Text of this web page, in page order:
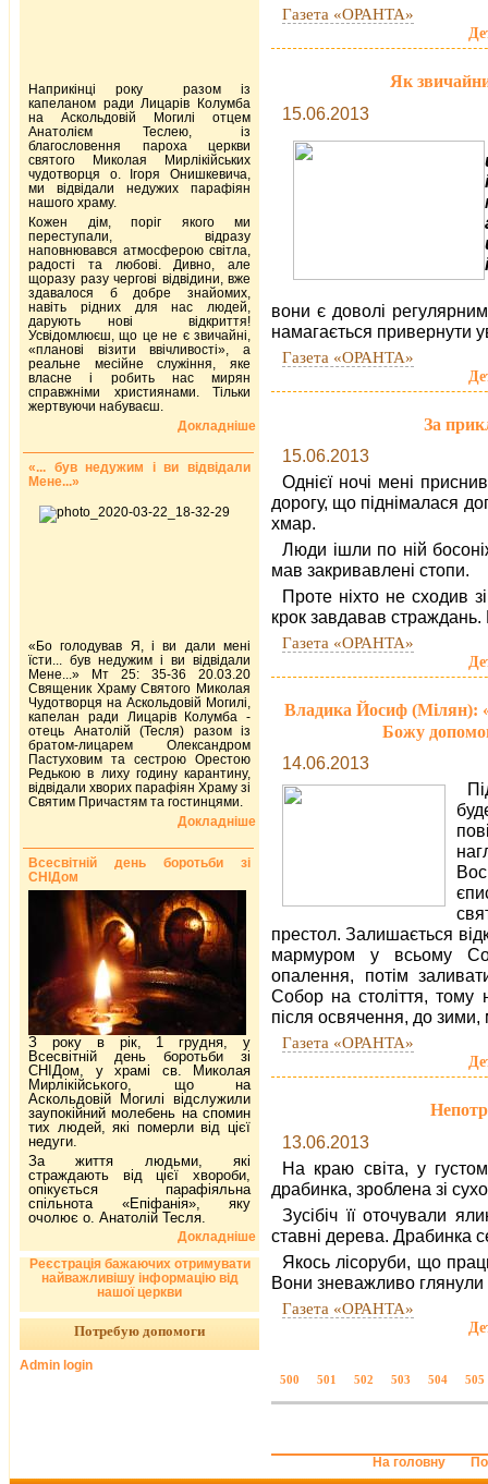
Газета «ОРАНТА»
Як
15.06.2013
вони є доволі
намагається привернути
Газета «ОРАНТА»
За
15.06.2013
Однієї ночі мені
дорогу, що піднімалася
хмар.
Люди ішли по ній
мав закривавлені стопи.
Проте ніхто не сходив
крок завдавав
Газета «ОРАНТА»
Владика Йосиф (Мілян):
Божу
14.06.2013
престол. Залишається
мармуром у всьому
опалення, потім
Собор на століття, тому
після освячення, до
Газета «ОРАНТА»
13.06.2013
На краю світа, у
драбинка, зроблена зі
Зусібіч її оточували
ставні дерева. Драбинка
Якось лісоруби, що
Вони зневажливо глянули
Газета «ОРАНТА»
500 501 502 503 504 505
Наприкінці року разом із
капеланом ради Лицарів Колумба
на Аскольдовій Могилі отцем
Анатолієм Теслею, із
благословення пароха церкви
святого Миколая Мирлікійських
чудотворця о. Ігоря Онишкевича,
ми відвідали недужих парафіян
нашого храму.
Кожен дім, поріг якого ми
переступали, відразу
наповнювався атмосферою світла,
радості та любові. Дивно, але
щоразу разу чергові відвідини, вже
здавалося б добре знайомих,
навіть рідних для нас людей,
дарують нові відкриття!
Усвідомлюєш, що це не є звичайні,
«планові візити ввічливості», а
реальне месійне служіння, яке
власне і робить нас мирян
справжніми християнами. Тільки
жертвуючи набуваєш.
Докладніше
«... був недужим і ви відвідали
Мене...»
«Бо голодував Я, і ви дали мені
їсти... був недужим і ви відвідали
Мене...» Мт 25: 35-36 20.03.20
Священик Храму Святого Миколая
Чудотворця на Аскольдовій Могилі,
капелан ради Лицарів Колумба -
отець Анатолій (Тесля) разом із
братом-лицарем Олександром
Пастуховим та сестрою Орестою
Редькою в лиху годину карантину,
відвідали хворих парафіян Храму зі
Святим Причастям та гостинцями.
Докладніше
Всесвітній день боротьби зі
СНІДом
З року в рік, 1 грудня, у
Всесвітній день боротьби зі
СНІДом, у храмі св. Миколая
Мирлікійського, що на
Аскольдовій Могилі відслужили
заупокійний молебень на спомин
тих людей, які померли від цієї
недуги.
За життя людьми, які
страждають від цієї хвороби,
опікується парафіяльна
спільнота «Епіфанія», яку
очолює о. Анатолій Тесля.
Докладніше
Реєстрація бажаючих отримувати
найважливішу інформацію від
нашої церкви
Потребую допомоги
Admin login
На головну